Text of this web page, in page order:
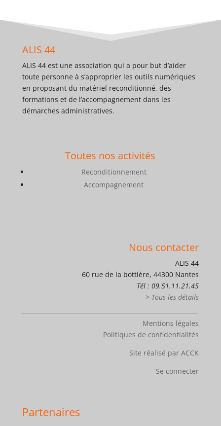
ALIS 44
ALIS 44 est une association qui a pour but d’aider
toute personne à s’approprier les outils numériques
en proposant du matériel reconditionné, des
formations et de l’accompagnement dans les
démarches administratives.
Toutes nos activités
Reconditionnement
Accompagnement
Nous contacter
ALIS 44
60 rue de la bottière, 44300 Nantes
Tél : 09.51.11.21.45
> Tous les détails
Mentions légales
Politiques de confidentialités
Site réalisé par ACCK
Se connecter
Partenaires